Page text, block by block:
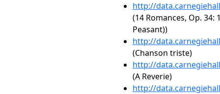
http://
(14 Romances, Op. 34:
Peasant))
http://
(Chanson triste)
http://
(A Reverie)
http://